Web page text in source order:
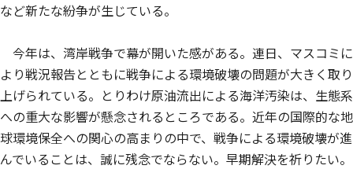
ドウで開きます）
ンドウで開きます）
ウインドウで開きます）
など新たな紛争が生じている。
今年は、湾岸戦争で幕が開いた感がある。連日、マスコミに
より戦況報告とともに戦争による環境破壊の問題が大きく取り
上げられている。とりわけ原油流出による海洋汚染は、生態系
への重大な影響が懸念されるところである。近年の国際的な地
球環境保全への関心の高まりの中で、戦争による環境破壊が進
んでいることは、誠に残念でならない。早期解決を祈りたい。